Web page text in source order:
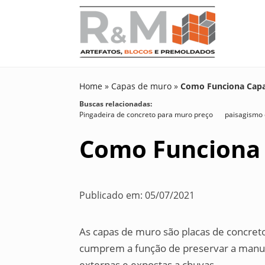
Home »Capas de muro »Como Funciona
Buscas relacionadas:
Pingadeira de concreto para muro preço
Como
Publicado em: 05/07/2021
As capas de muro são placas de
cumprem a função de preservar a